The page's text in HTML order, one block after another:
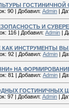
ГОСТИНИЧНОЙ
90 Добавил: Admin
И
116 | Добавил: Admin |
КАК ИНСТРУМЕНТЫ
92 | Добавил: Admin |
НА
81 Добавил: Admin
ГОСТИНИЧНЫХ
97 | Добавил: Admin |